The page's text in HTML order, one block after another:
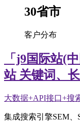
30省市
客户分布
「j9国际站(
站 关键词、
大数据+API接口+搜
集成搜索引擎SEM